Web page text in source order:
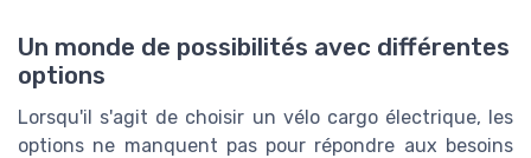
Un monde de possibilités avec différentes
options
Lorsqu'il s'agit de choisir un vélo cargo électrique, les
options ne manquent pas pour répondre aux besoins